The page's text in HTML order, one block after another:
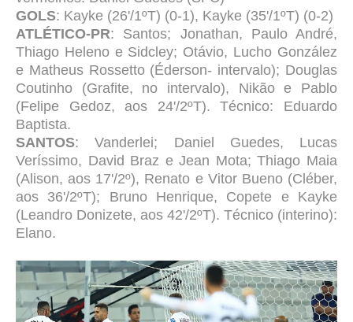
GOLS: Kayke (26'/1ºT) (0-1), Kayke (35'/1ºT) (0-2)
ATLÉTICO-PR: Santos; Jonathan, Paulo André,
Thiago Heleno e Sidcley; Otávio, Lucho González
e Matheus Rossetto (Éderson- intervalo); Douglas
Coutinho (Grafite, no intervalo), Nikão e Pablo
(Felipe Gedoz, aos 24'/2ºT). Técnico: Eduardo
Baptista.
SANTOS: Vanderlei; Daniel Guedes, Lucas
Veríssimo, David Braz e Jean Mota; Thiago Maia
(Alison, aos 17'/2º), Renato e Vitor Bueno (Cléber,
aos 36'/2ºT); Bruno Henrique, Copete e Kayke
(Leandro Donizete, aos 42'/2ºT). Técnico (interino):
Elano.